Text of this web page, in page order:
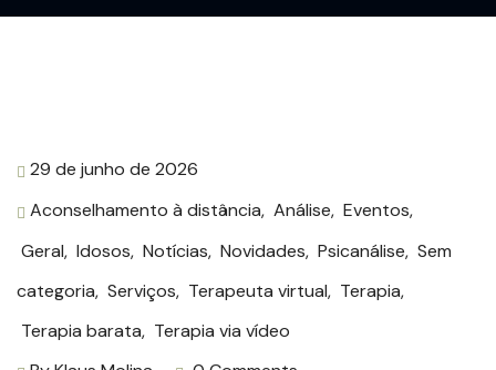
29 de junho de 2026
Aconselhamento à distância, Análise, Eventos,
Geral, Idosos, Notícias, Novidades, Psicanálise, Sem
categoria, Serviços, Terapeuta virtual, Terapia,
Terapia barata, Terapia via vídeo